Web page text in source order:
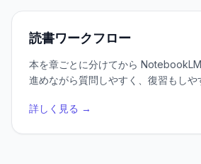
読書ワークフロー
本を章ごとに分けてから
進めながら質問しやすく、復習もしや
詳しく見る →